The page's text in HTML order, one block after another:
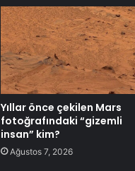
Yıllar önce çekilen Mars
fotoğrafındaki “gizemli
insan” kim?
Ağustos 7, 2026